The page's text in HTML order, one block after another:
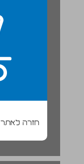
חזרה לאתר